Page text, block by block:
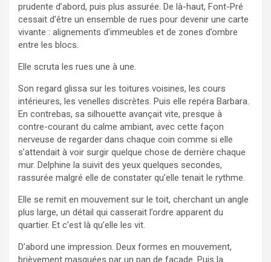
prudente d’abord, puis plus assurée. De là-haut, Font-Pré
cessait d’être un ensemble de rues pour devenir une carte
vivante : alignements d’immeubles et de zones d’ombre
entre les blocs.
Elle scruta les rues une à une.
Son regard glissa sur les toitures voisines, les cours
intérieures, les venelles discrètes. Puis elle repéra Barbara.
En contrebas, sa silhouette avançait vite, presque à
contre-courant du calme ambiant, avec cette façon
nerveuse de regarder dans chaque coin comme si elle
s’attendait à voir surgir quelque chose de derrière chaque
mur. Delphine la suivit des yeux quelques secondes,
rassurée malgré elle de constater qu’elle tenait le rythme.
Elle se remit en mouvement sur le toit, cherchant un angle
plus large, un détail qui casserait l’ordre apparent du
quartier. Et c’est là qu’elle les vit.
D’abord une impression. Deux formes en mouvement,
brièvement masquées par un pan de façade. Puis la